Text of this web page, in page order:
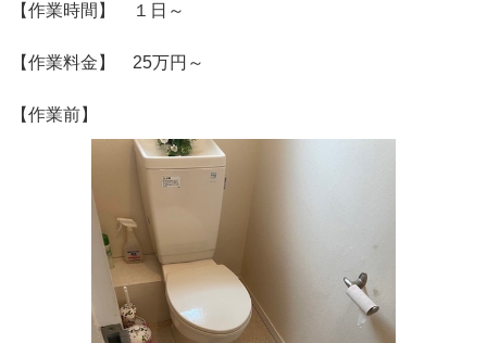
【作業時間】 １日～
【作業料金】 25万円～
【作業前】